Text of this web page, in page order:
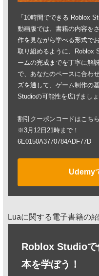
「10時間でできる Roblox
動画版では、書籍の内容を
作を見ながら学べる形式で
取り組めるように、Roblox
ームの完成までを丁寧に解
で、あなたのペースに合わ
ズを通して、ゲーム制作の
Studioの可能性を広げましょ
割引クーポンコードはこち
※3月12日21時まで！
6E0150A3770784ADF77D
Udemy
Luaに関する電子書籍の
Roblox Studioで
本を学ぼう！